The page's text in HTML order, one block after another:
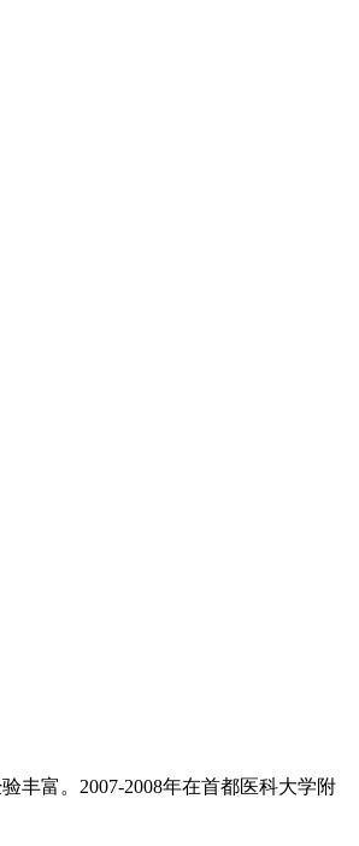
丰富。2007-2008年在首都医科大学附